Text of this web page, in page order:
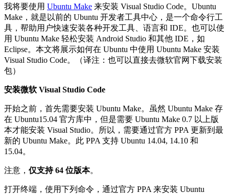
我将要使用 Ubuntu Make 来安装 Visual Studio Code。Ubuntu
Make，就是以前的 Ubuntu 开发者工具中心，是一个命令行工
具，帮助用户快速安装各种开发工具、语言和 IDE。也可以使
用 Ubuntu Make 轻松安装 Android Studio 和其他 IDE，如
Eclipse。本文将展示如何在 Ubuntu 中使用 Ubuntu Make 安装
Visual Studio Code。（译注：也可以直接去微软官网下载安装
包）
安装微软 Visual Studio Code
开始之前，首先需要安装 Ubuntu Make。虽然 Ubuntu Make 存
在 Ubuntu15.04 官方库中，但是需要 Ubuntu Make 0.7 以上版
本才能安装 Visual Studio。所以，需要通过官方 PPA 更新到最
新的 Ubuntu Make。此 PPA 支持 Ubuntu 14.04, 14.10 和
15.04。
注意， 仅支持 64 位版本。
打开终端，使用下列命令，通过官方 PPA 来安装 Ubuntu